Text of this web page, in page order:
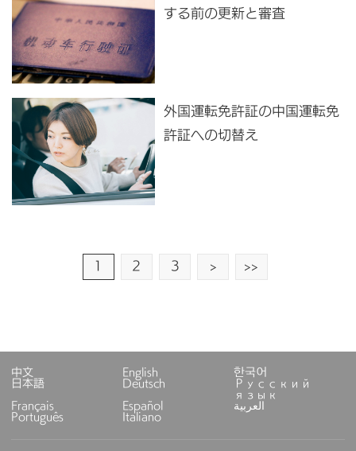
する前の更新と審査
外国運転免許証の中国運転免
許証への切替え
1 2 3 > >>
中文 English 한국어
日本語 Deutsch Русский
язык
Français Español العربية
Português Italiano